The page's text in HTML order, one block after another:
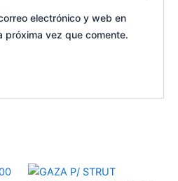
electrónico y web en
próxima vez que comente.